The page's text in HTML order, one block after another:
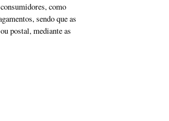
como
sendo que as
postal, mediante as